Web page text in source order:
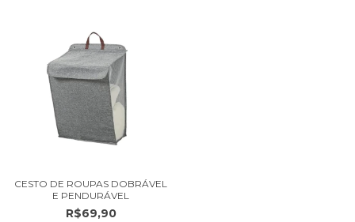
CESTO DE ROUPAS DOBRÁVEL
E PENDURÁVEL
R$69,90